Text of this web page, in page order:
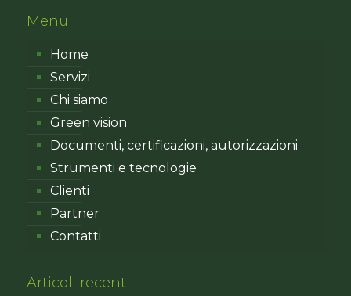
Menu
Home
Servizi
Chi siamo
Green vision
Documenti, certificazioni, autorizzazioni
Strumenti e tecnologie
Clienti
Partner
Contatti
Articoli recenti